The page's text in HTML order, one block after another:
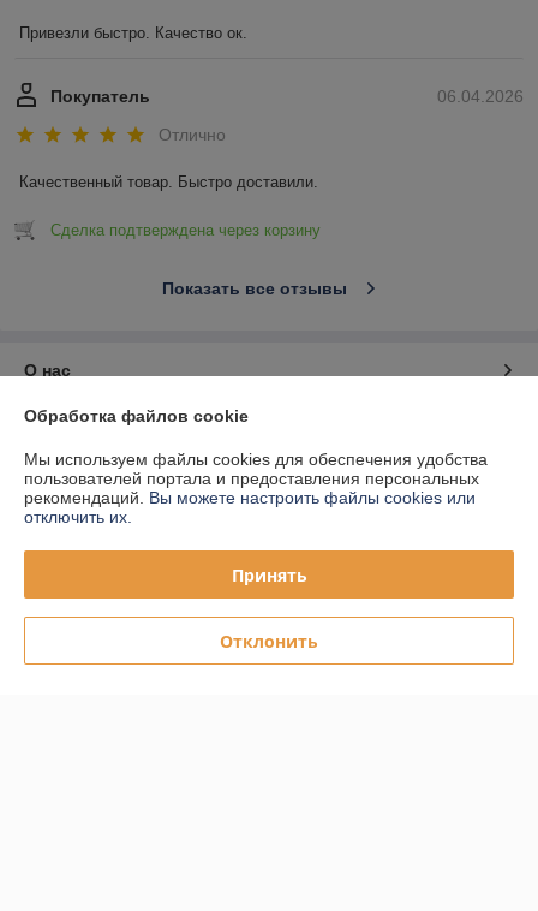
Привезли быстро. Качество ок.
06.04.2026
Покупатель
Отлично
Качественный товар. Быстро доставили.
Сделка подтверждена через корзину
Показать все отзывы
О нас
Контакты
Доставка и оплата
Полная версия сайта
Политика обработки cookies
Обработка файлов cookie
Мы используем файлы cookies для обеспечения удобства
пользователей портала и предоставления персональных
рекомендаций. Вы можете настроить файлы cookies или
отключить их.
Принять
Отклонить